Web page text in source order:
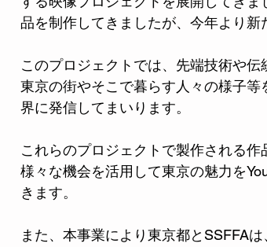
品を制作してきましたが、今年より新
このプロジェクトでは、先端技術や伝
東京の街やそこで暮らす人々の様子
界に発信してまいります。
これらのプロジェクトで製作される作
様々な機会を活用して東京の魅力を
きます。
また、本事業により東京都とSSFFA